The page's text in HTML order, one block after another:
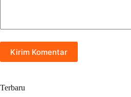
Kirim Komentar
Terbaru